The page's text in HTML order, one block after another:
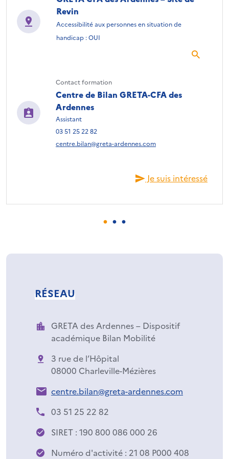
Revin
Accessibilité aux personnes en situation de
handicap : OUI
Contact formation
Centre de Bilan GRETA-CFA des
Ardennes
Assistant
03 51 25 22 82
centre.bilan@greta-ardennes.com
Je suis intéressé
RÉSEAU
GRETA des Ardennes – Dispositif
académique Bilan Mobilité
3 rue de l’Hôpital
08000 Charleville-Mézières
centre.bilan@greta-ardennes.com
03 51 25 22 82
SIRET : 190 800 086 000 26
Numéro d'activité : 21 08 P000 408